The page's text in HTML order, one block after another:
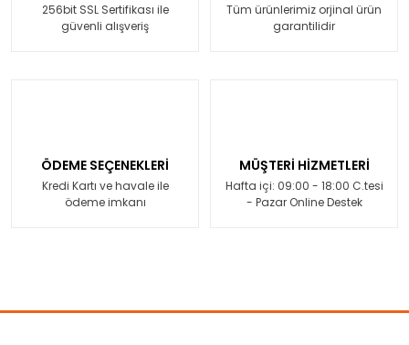
256bit SSL Sertifikası ile
güvenli alışveriş
Tüm ürünlerimiz orjinal ürün
garantilidir
ÖDEME SEÇENEKLERİ
Kredi Kartı ve havale ile
ödeme imkanı
MÜŞTERİ HİZMETLERİ
Hafta içi: 09:00 - 18:00 C.tesi
- Pazar Online Destek